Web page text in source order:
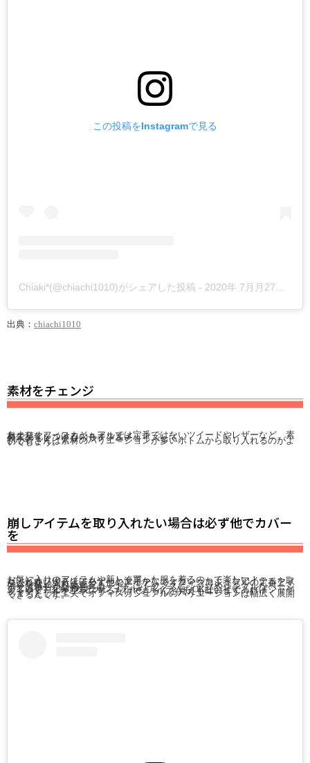
この投稿をInstagramで見る
Chiaki*(@chiachi1010)がシェアした投稿 - 2020年 7月月27日午後4時15分PDT
出典： chiachi1010
素材をチェンジ
あまりオフィスカジュアルでは定番ではないツイードやレザーなど、素材で変化をつけるのもオススメ。
今年のトレンドならサテンをチョイスして。
初心者さんは素材のバリエーションが多いボトムから取り入れるのがよいでしょう。
崩しアイテムを取り入れたい場合は必ず他でカバー
を
お気に入りのアイテムや新しく買った服を着るのって楽しい！
だけどオフィスにはちょっと派手かな、、といったようなアイテムを取り入れたい場合は、必ず他のアイテムでオフィスカジュアルの定番アイテムを取り入れます。
例えば華やかな花柄スカートにはトップスにシャツやシンプルなベーシックカラーを合わせたり、
デニムやTシャツなどカジュアルなアイテムもOKな会社であればジャケットやヒールをプラスするだけできちんと見えも叶います。
ちょっとした工夫でオフィスカジュアルのバリエーションは幅広く展開できるんです。